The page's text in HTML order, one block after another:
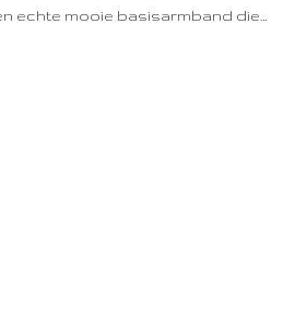
echte mooie basisarmband die…